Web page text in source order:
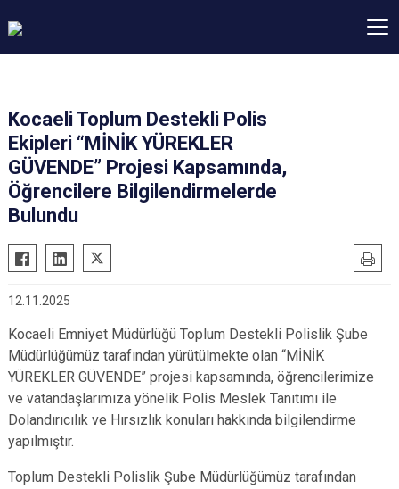
Kocaeli Toplum Destekli Polis
Ekipleri “MİNİK YÜREKLER
GÜVENDE” Projesi Kapsamında,
Öğrencilere Bilgilendirmelerde
Bulundu
12.11.2025
Kocaeli Emniyet Müdürlüğü Toplum Destekli Polislik Şube
Müdürlüğümüz tarafından yürütülmekte olan “MİNİK
YÜREKLER GÜVENDE” projesi kapsamında, öğrencilerimize
ve vatandaşlarımıza yönelik Polis Meslek Tanıtımı ile
Dolandırıcılık ve Hırsızlık konuları hakkında bilgilendirme
yapılmıştır.
Toplum Destekli Polislik Şube Müdürlüğümüz tarafından